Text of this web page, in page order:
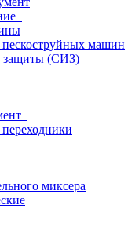
машин
защиты (СИЗ)
миксера